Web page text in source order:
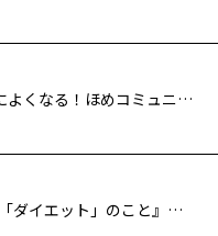
コミュニティFM「Morning Community」で『職場の人間関係が劇的によくなる！ほめコミュニケーション』が紹介されました
「週刊女性自身2022年10月18・25日号」に『学校では教えてくれない「ダイエット」のこと』が掲載されました